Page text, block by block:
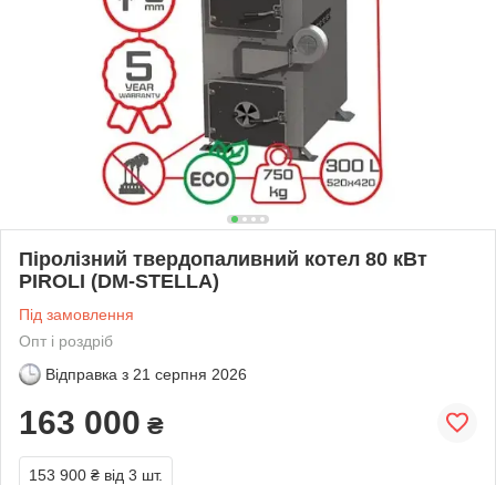
Піролізний твердопаливний котел 80 кВт
PIROLI (DM-STELLA)
Під замовлення
Опт і роздріб
Відправка з 21 серпня 2026
163 000 ₴
153 900 ₴ від 3 шт.